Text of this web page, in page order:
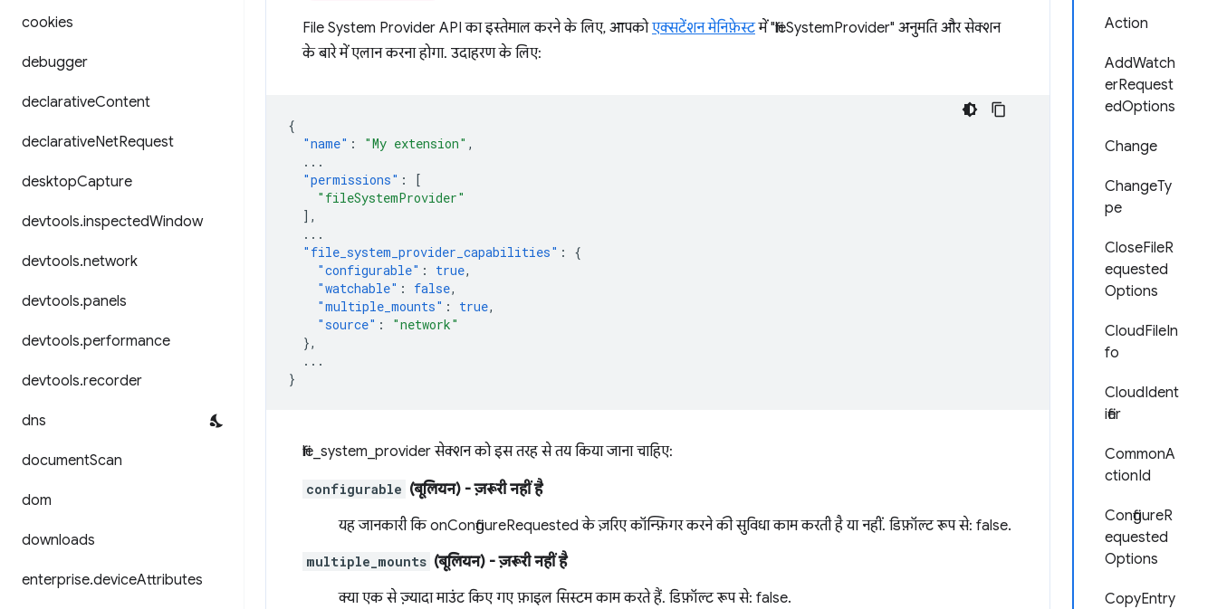
cookies
debugger
declarativeContent
declarativeNetRequest
desktopCapture
devtools.inspectedWindow
devtools.network
devtools.panels
devtools.performance
devtools.recorder
dns
documentScan
dom
downloads
enterprise.deviceAttributes
Action
AddWatch
erRequest
edOptions
Change
ChangeTy
pe
CloseFileR
equested
Options
CloudFileIn
fo
CloudIdent
ifier
CommonA
ctionId
ConfigureR
equested
Options
CopyEntry
File System Provider API का इस्तेमाल करने के लिए, आपकोएक्सटेंशन मेनिफ़ेस्टमें "fileSystemProvider" अनुमति और सेक्शन
के बारे में एलान करना होगा. उदाहरण के लिए:
{
"name" : "My extension" ,
...
"permissions" :
[
"fileSystemProvider"
],
...
"file_system_provider_capabilities" :
{
"configurable" : true,
"watchable" : false,
"multiple_mounts" : true,
"source" :
"network"
},
...
}
file_system_provider सेक्शन को इस तरह से तय किया जाना चाहिए:
configurable (बूलियन) - ज़रूरी नहीं है
यह जानकारी कि onConfigureRequested के ज़रिए कॉन्फ़िगर करने की सुविधा काम करती है या नहीं. डिफ़ॉल्ट रूप से: false.
multiple_mounts (बूलियन) - ज़रूरी नहीं है
क्या एक से ज़्यादा माउंट किए गए फ़ाइल सिस्टम काम करते हैं. डिफ़ॉल्ट रूप से: false.